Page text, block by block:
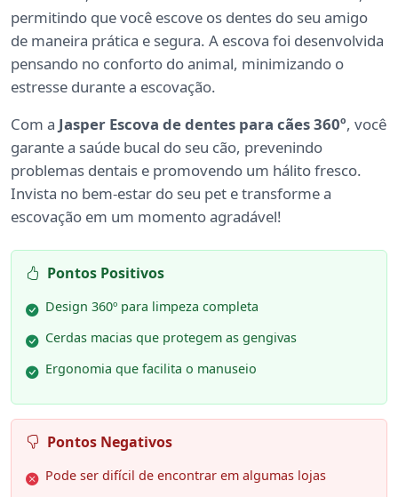
permitindo que você escove os dentes do seu amigo
de maneira prática e segura. A escova foi desenvolvida
pensando no conforto do animal, minimizando o
estresse durante a escovação.
Com a Jasper Escova de dentes para cães 360º, você
garante a saúde bucal do seu cão, prevenindo
problemas dentais e promovendo um hálito fresco.
Invista no bem-estar do seu pet e transforme a
escovação em um momento agradável!
Pontos Positivos
Design 360º para limpeza completa
Cerdas macias que protegem as gengivas
Ergonomia que facilita o manuseio
Pontos Negativos
Pode ser difícil de encontrar em algumas lojas